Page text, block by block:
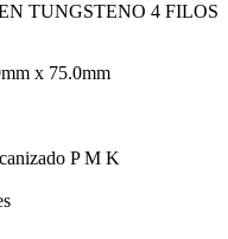
TUNGSTENO 4 FILOS
x 75.0mm
P M K